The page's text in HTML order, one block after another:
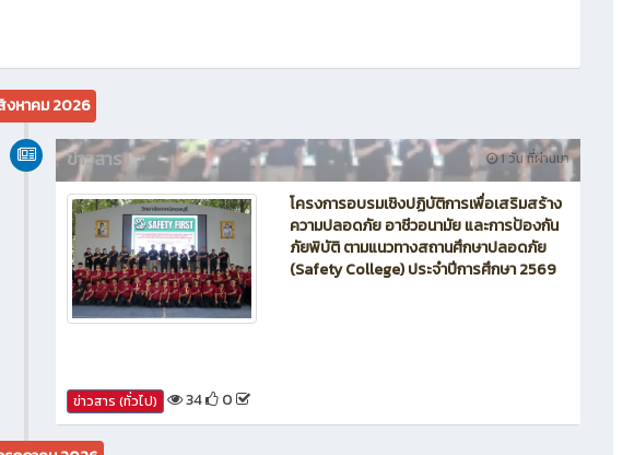
ไม่มีนักบิน โดรน Maintenance of Drone วิทยาลัยเทคนิคชลบุรี
สิงหาคม 2026
1 วัน ที่ผ่านมา
ข่าวสาร